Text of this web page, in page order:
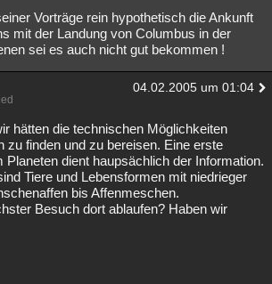
Vorträge rein hypothetisch die Ankunft
mit der Landung von Columbus in der
sei es auch nicht gut bekommen !
04.02.2005 um 01:04
hätten die technischen Möglichkeiten
zu finden und zu bereisen. Eine erste
Planeten dient haupsächlich der Information.
Tiere und Lebensformen mit niedrieger
bis Affenmeschen.
Besuch dort ablaufen? Haben wir